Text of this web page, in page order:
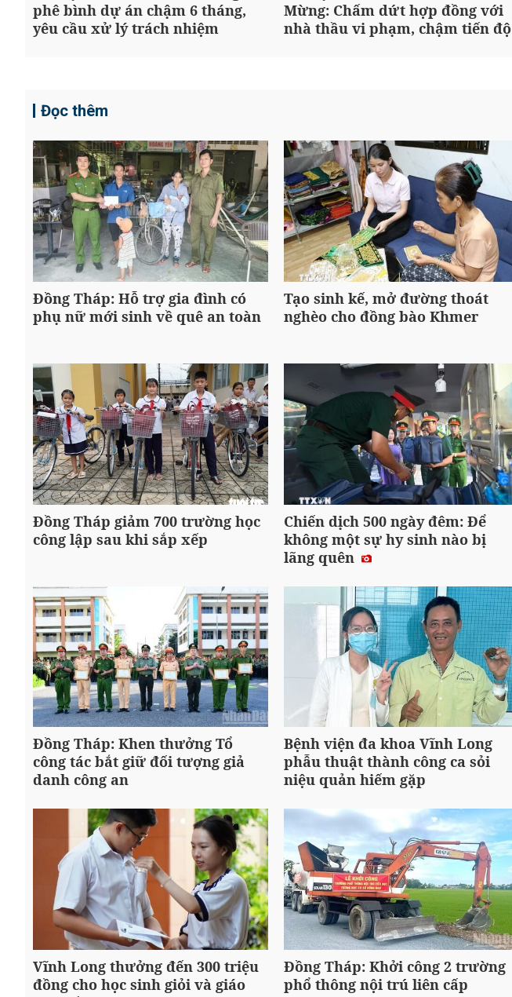
phê bình dự án chậm 6 tháng,
yêu cầu xử lý trách nhiệm
Mừng: Chấm dứt hợp đồng với
nhà thầu vi phạm, chậm tiến độ
Đọc thêm
Đồng Tháp: Hỗ trợ gia đình có
phụ nữ mới sinh về quê an toàn
Tạo sinh kế, mở đường thoát
nghèo cho đồng bào Khmer
Đồng Tháp giảm 700 trường học
công lập sau khi sắp xếp
Chiến dịch 500 ngày đêm: Để
không một sự hy sinh nào bị
lãng quên
Đồng Tháp: Khen thưởng Tổ
công tác bắt giữ đối tượng giả
danh công an
Bệnh viện đa khoa Vĩnh Long
phẫu thuật thành công ca sỏi
niệu quản hiếm gặp
Vĩnh Long thưởng đến 300 triệu
đồng cho học sinh giỏi và giáo
Đồng Tháp: Khởi công 2 trường
phổ thông nội trú liên cấp